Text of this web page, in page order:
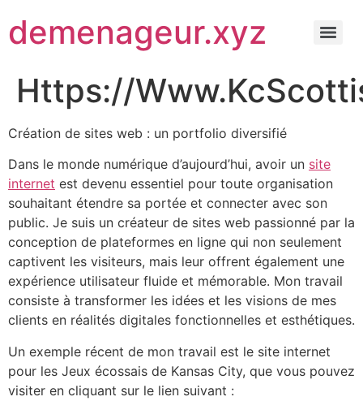
demenageur.xyz
Https://
Création de sites web : un portfolio diversifié
Dans le monde numérique d’aujourd’hui, avoir un site
internet est devenu essentiel pour toute organisation
souhaitant étendre sa portée et connecter avec son
public. Je suis un créateur de sites web passionné par la
conception de plateformes en ligne qui non seulement
captivent les visiteurs, mais leur offrent également une
expérience utilisateur fluide et mémorable. Mon travail
consiste à transformer les idées et les visions de mes
clients en réalités digitales fonctionnelles et esthétiques.
Un exemple récent de mon travail est le site internet
pour les Jeux écossais de Kansas City, que vous pouvez
visiter en cliquant sur le lien suivant :